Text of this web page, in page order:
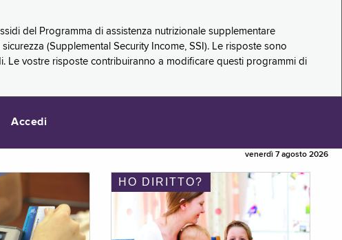
del Programma di assistenza nutrizionale supplementare
(Supplemental Security Income, SSI). Le risposte sono
Le vostre risposte contribuiranno a modificare questi programmi di
Accedi
venerdì 7 agosto 2026
HO DIRITTO?